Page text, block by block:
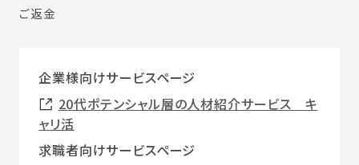
ご返金
企業様向けサービスページ
20代ポテンシャル層の人材紹介サービス キ
ャリ活
求職者向けサービスページ